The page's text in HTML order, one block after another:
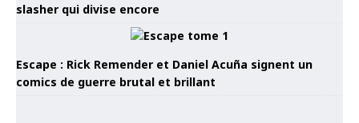
slasher qui divise encore
Escape : Rick Remender et Daniel Acuña signent un
comics de guerre brutal et brillant